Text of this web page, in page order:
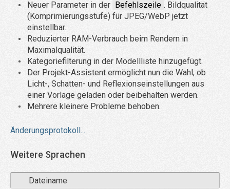
Neuer Parameter in der Befehlszeile . Bildqualität
(Komprimierungsstufe) für JPEG/WebP jetzt
einstellbar.
Reduzierter RAM-Verbrauch beim Rendern in
Maximalqualität.
Kategoriefilterung in der Modellliste hinzugefügt.
Der Projekt-Assistent ermöglicht nun die Wahl, ob
Licht-, Schatten- und Reflexionseinstellungen aus
einer Vorlage geladen oder beibehalten werden.
Mehrere kleinere Probleme behoben.
Änderungsprotokoll...
Weitere Sprachen
Dateiname